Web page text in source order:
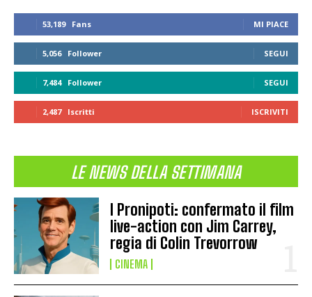
53,189 Fans MI PIACE
5,056 Follower SEGUI
7,484 Follower SEGUI
2,487 Iscritti ISCRIVITI
LE NEWS DELLA SETTIMANA
I Pronipoti: confermato il film
live-action con Jim Carrey,
regia di Colin Trevorrow
CINEMA